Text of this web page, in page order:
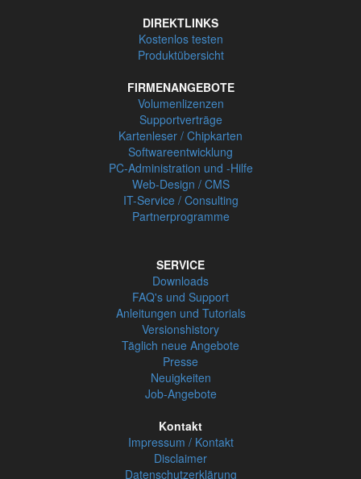
DIREKTLINKS
Kostenlos testen
Produktübersicht
FIRMENANGEBOTE
Volumenlizenzen
Supportverträge
Kartenleser / Chipkarten
Softwareentwicklung
PC-Administration und -Hilfe
Web-Design / CMS
IT-Service / Consulting
Partnerprogramme
SERVICE
Downloads
FAQ's und Support
Anleitungen und Tutorials
Versionshistory
Täglich neue Angebote
Presse
Neuigkeiten
Job-Angebote
Kontakt
Impressum / Kontakt
Disclaimer
Datenschutzerklärung